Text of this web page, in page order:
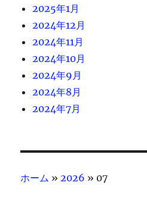
2025年1月
2024年12月
2024年11月
2024年10月
2024年9月
2024年8月
2024年7月
ホーム » 2026 » 07